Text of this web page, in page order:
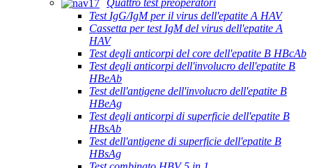
Test IgG/IgM per il virus dell'epatite A HAV
Cassetta per test IgM del virus dell'epatite A
HAV
Test degli anticorpi del core dell'epatite B HBcAb
Test degli anticorpi dell'involucro dell'epatite B
HBeAb
Test dell'antigene dell'involucro dell'epatite B
HBeAg
Test degli anticorpi di superficie dell'epatite B
HBsAb
Test dell'antigene di superficie dell'epatite B
HBsAg